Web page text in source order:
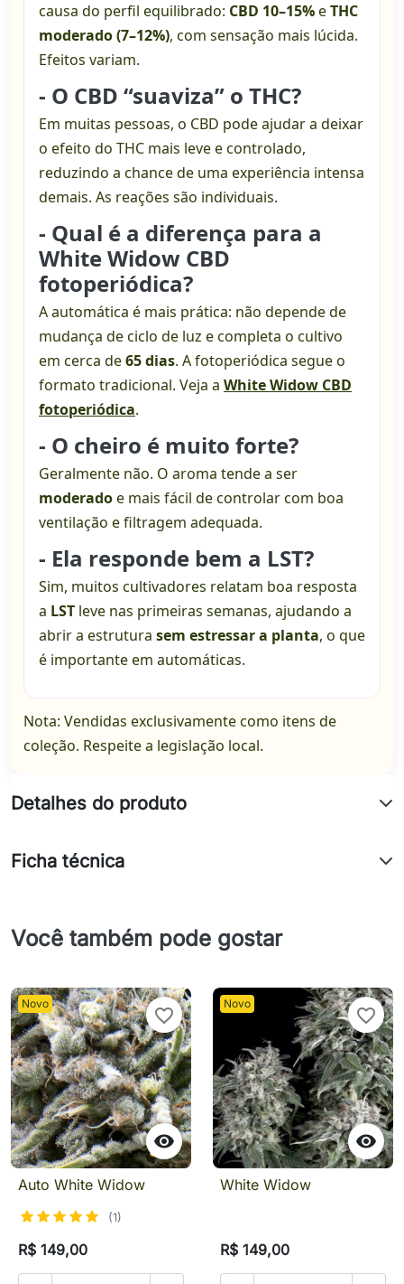
causa do perfil equilibrado: CBD 10–15%eTHC
moderado (7–12%), com sensação mais lúcida.
Efeitos variam.
- O CBD “suaviza” o THC?
Em muitas pessoas, o CBD pode ajudar a deixar
o efeito do THC mais leve e controlado,
reduzindo a chance de uma experiência intensa
demais. As reações são individuais.
- Qual é a diferença para a
White Widow CBD
fotoperiódica?
A automática é mais prática: não depende de
mudança de ciclo de luz e completa o cultivo
em cerca de65 dias. A fotoperiódica segue o
formato tradicional. Veja a White Widow CBD
fotoperiódica.
- O cheiro é muito forte?
Geralmente não. O aroma tende a ser
moderadoe mais fácil de controlar com boa
ventilação e filtragem adequada.
- Ela responde bem a LST?
Sim, muitos cultivadores relatam boa resposta
a LST leve nas primeiras semanas, ajudando a
abrir a estrutura sem estressar a planta, o que
é importante em automáticas.
Nota: Vendidas exclusivamente como itens de
coleção. Respeite a legislação local.
Detalhes do produto
Ficha técnica
Você também pode gostar
Novo

favorite_border
Auto White Widow
(1)
R$ 149,00
Novo

favorite_border
White Widow
R$ 149,00